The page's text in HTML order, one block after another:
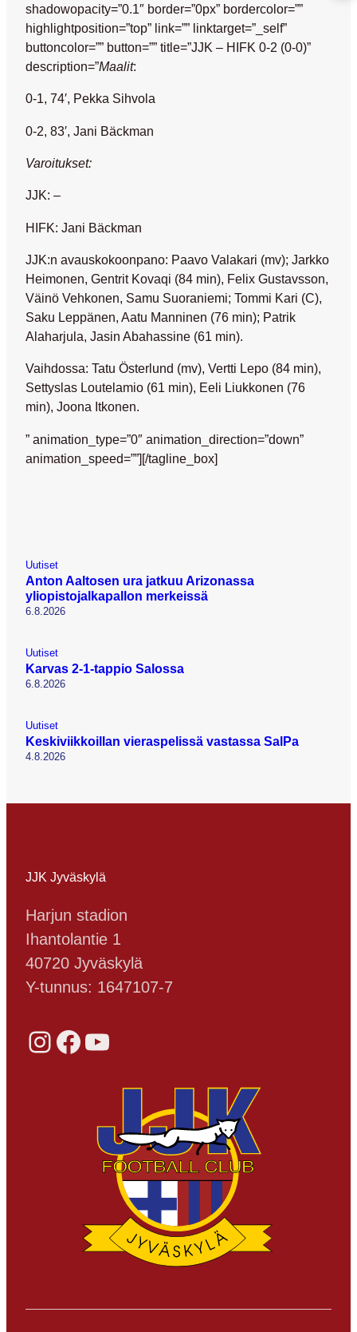
shadowopacity=”0.1″ border=”0px” bordercolor=””
highlightposition=”top” link=”” linktarget=”_self”
buttoncolor=”” button=”” title=”JJK – HIFK 0-2 (0-0)”
description=”Maalit:
0-1, 74′, Pekka Sihvola
0-2, 83′, Jani Bäckman
Varoitukset:
JJK: –
HIFK: Jani Bäckman
JJK:n avauskokoonpano: Paavo Valakari (mv); Jarkko
Heimonen, Gentrit Kovaqi (84 min), Felix Gustavsson,
Väinö Vehkonen, Samu Suoraniemi; Tommi Kari (C),
Saku Leppänen, Aatu Manninen (76 min); Patrik
Alaharjula, Jasin Abahassine (61 min).
Vaihdossa: Tatu Österlund (mv), Vertti Lepo (84 min),
Settyslas Loutelamio (61 min), Eeli Liukkonen (76
min), Joona Itkonen.
” animation_type=”0″ animation_direction=”down”
animation_speed=””][/tagline_box]
Uutiset
Anton Aaltosen ura jatkuu Arizonassa
yliopistojalkapallon merkeissä
6.8.2026
Uutiset
Karvas 2-1-tappio Salossa
6.8.2026
Uutiset
Keskiviikkoillan vieraspelissä vastassa SalPa
4.8.2026
JJK Jyväskylä
Harjun stadion
Ihantolantie 1
40720 Jyväskylä
Y-tunnus: 1647107-7
Instagram Facebook YouTube